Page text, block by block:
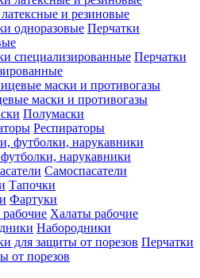
и резиновые
Перчатки
Перчатки
маски и противогазы
Полумаски
Респираторы
нарукавники
Самоспасатели
Тапочки
Фартуки
Халаты рабочие
Набородники
Перчатки
от порезов